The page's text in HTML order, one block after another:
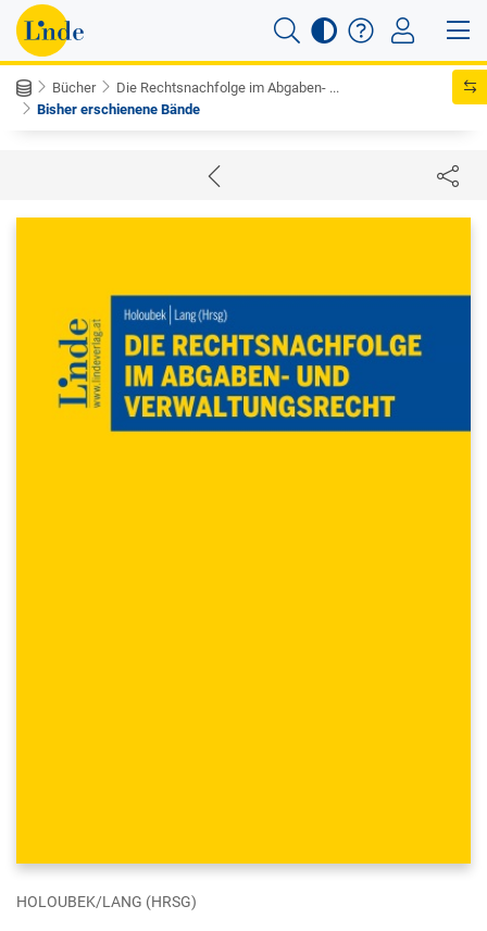
Bücher
Die Rechtsnachfolge im Abgaben- ...
Bisher erschienene Bände
HOLOUBEK/LANG (HRSG)